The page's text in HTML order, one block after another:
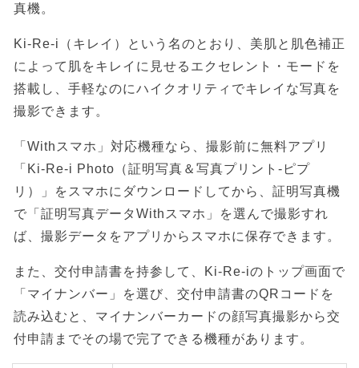
真機。
Ki-Re-i（キレイ）という名のとおり、美肌と肌色補正
によって肌をキレイに見せるエクセレント・モードを
搭載し、手軽なのにハイクオリティでキレイな写真を
撮影できます。
「Withスマホ」対応機種なら、撮影前に無料アプリ
「Ki-Re-i Photo（証明写真＆写真プリント-ピプ
リ）」をスマホにダウンロードしてから、証明写真機
で「証明写真データWithスマホ」を選んで撮影すれ
ば、撮影データをアプリからスマホに保存できます。
また、交付申請書を持参して、Ki-Re-iのトップ画面で
「マイナンバー」を選び、交付申請書のQRコードを
読み込むと、マイナンバーカードの顔写真撮影から交
付申請までその場で完了できる機種があります。